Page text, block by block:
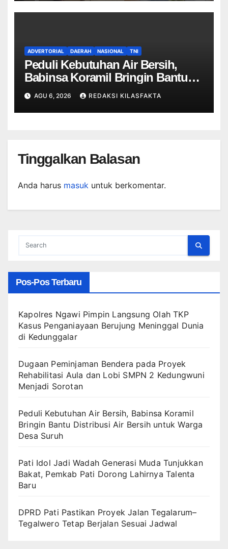
ADVERTORIAL DAERAH NASIONAL TNI
Peduli Kebutuhan Air Bersih,
Babinsa Koramil Bringin Bantu
Distribusi Air Bersih untuk Warga
Desa Suruh
AGU 6, 2026 REDAKSI KILASFAKTA
Tinggalkan Balasan
Anda harus masuk untuk berkomentar.
Pos-Pos Terbaru
Kapolres Ngawi Pimpin Langsung Olah TKP
Kasus Penganiayaan Berujung Meninggal Dunia
di Kedunggalar
Dugaan Peminjaman Bendera pada Proyek
Rehabilitasi Aula dan Lobi SMPN 2 Kedungwuni
Menjadi Sorotan
Peduli Kebutuhan Air Bersih, Babinsa Koramil
Bringin Bantu Distribusi Air Bersih untuk Warga
Desa Suruh
Pati Idol Jadi Wadah Generasi Muda Tunjukkan
Bakat, Pemkab Pati Dorong Lahirnya Talenta
Baru
DPRD Pati Pastikan Proyek Jalan Tegalarum–
Tegalwero Tetap Berjalan Sesuai Jadwal